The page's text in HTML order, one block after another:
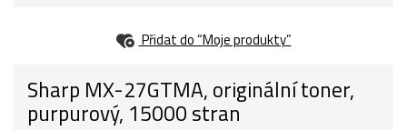
Přidat do “Moje produkty”
Sharp MX-27GTMA, originální toner,
purpurový, 15000 stran